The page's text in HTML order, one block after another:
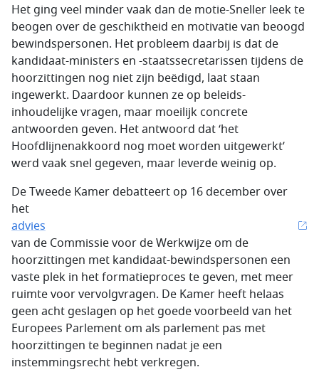
Het ging veel minder vaak dan de motie-Sneller leek te
beogen over de geschiktheid en motivatie van beoogd
bewindspersonen. Het probleem daarbij is dat de
kandidaat-ministers en -staatssecretarissen tijdens de
hoorzittingen nog niet zijn beëdigd, laat staan
ingewerkt. Daardoor kunnen ze op beleids­
inhoudelijke vragen, maar moeilijk concrete
antwoorden geven. Het antwoord dat ‘het
Hoofdlijnenakkoord nog moet worden uitgewerkt’
werd vaak snel gegeven, maar leverde weinig op.
De Tweede Kamer debatteert op 16 december over
het
advies
van de Commissie voor de Werkwijze om de
hoorzittingen met kandidaat-bewindspersonen een
vaste plek in het formatieproces te geven, met meer
ruimte voor vervolgvragen. De Kamer heeft helaas
geen acht geslagen op het goede voorbeeld van het
Europees Parlement om als parlement pas met
hoorzittingen te beginnen nadat je een
instemmingsrecht hebt verkregen.